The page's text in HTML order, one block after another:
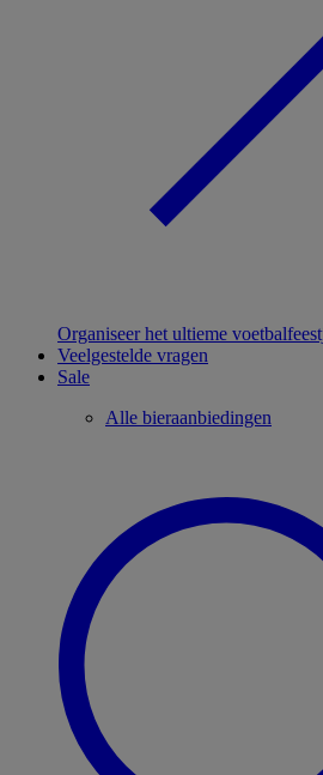
Organiseer het ultieme
Veelgestelde vragen
Sale
Alle bieraanbiedingen